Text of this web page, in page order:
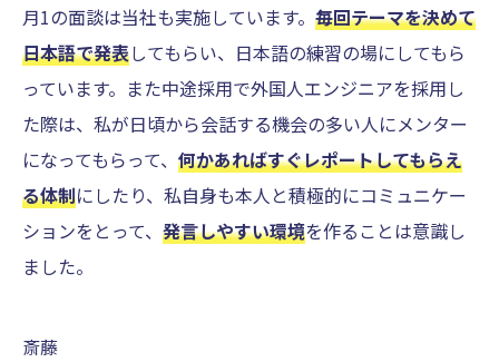
月1の面談は当社も実施しています。 毎回テーマを決めて
日本語で発表してもらい、日本語の練習の場にしてもら
っています。また中途採用で外国人エンジニアを採用し
た際は、私が日頃から会話する機会の多い人にメンター
になってもらって、 何かあればすぐレポートしてもらえ
る体制にしたり、私自身も本人と積極的にコミュニケー
ションをとって、 発言しやすい環境を作ることは意識し
ました。
斎藤